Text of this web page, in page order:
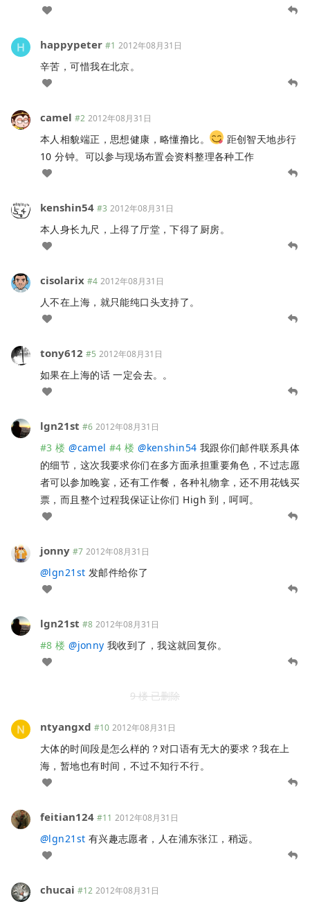
happypeter #1 2012年08月31日
辛苦，可惜我在北京。
camel #2 2012年08月31日
本人相貌端正，思想健康，略懂撸比。
距创智天地步行
10 分钟。可以参与现场布置会资料整理各种工作
kenshin54 #3 2012年08月31日
本人身长九尺，上得了厅堂，下得了厨房。
cisolarix #4 2012年08月31日
人不在上海，就只能纯口头支持了。
tony612 #5 2012年08月31日
如果在上海的话 一定会去。。
lgn21st #6 2012年08月31日
#3 楼 @camel #4 楼 @kenshin54 我跟你们邮件联系具体
的细节，这次我要求你们在多方面承担重要角色，不过志愿
者可以参加晚宴，还有工作餐，各种礼物拿，还不用花钱买
票，而且整个过程我保证让你们 High 到，呵呵。
jonny #7 2012年08月31日
@lgn21st 发邮件给你了
lgn21st #8 2012年08月31日
#8 楼 @jonny 我收到了，我这就回复你。
9 楼 已删除
ntyangxd #10 2012年08月31日
大体的时间段是怎么样的？对口语有无大的要求？我在上
海，暂地也有时间，不过不知行不行。
feitian124 #11 2012年08月31日
@lgn21st 有兴趣志愿者，人在浦东张江，稍远。
chucai #12 2012年08月31日